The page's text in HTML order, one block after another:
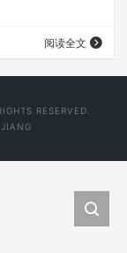
阅读全文
RESERVED.